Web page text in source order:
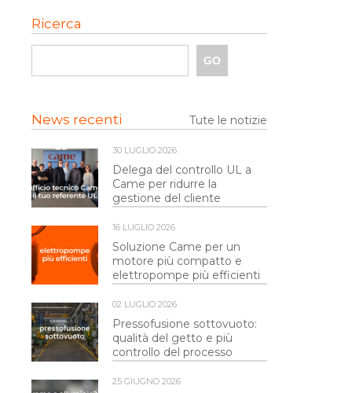
Ricerca
News recenti Tute le notizie
30 LUGLIO 2026
Delega del controllo UL a
Came per ridurre la
gestione del cliente
16 LUGLIO 2026
Soluzione Came per un
motore più compatto e
elettropompe più efficienti
02 LUGLIO 2026
Pressofusione sottovuoto:
qualità del getto e più
controllo del processo
25 GIUGNO 2026